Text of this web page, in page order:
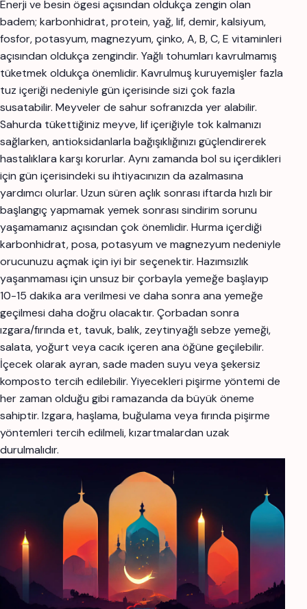
Enerji ve besin ögesi açısından oldukça zengin olan
badem; karbonhidrat, protein, yağ, lif, demir, kalsiyum,
fosfor, potasyum, magnezyum, çinko, A, B, C, E vitaminleri
açısından oldukça zengindir. Yağlı tohumları kavrulmamış
tüketmek oldukça önemlidir. Kavrulmuş kuruyemişler fazla
tuz içeriği nedeniyle gün içerisinde sizi çok fazla
susatabilir. Meyveler de sahur sofranızda yer alabilir.
Sahurda tükettiğiniz meyve, lif içeriğiyle tok kalmanızı
sağlarken, antioksidanlarla bağışıklığınızı güçlendirerek
hastalıklara karşı korurlar. Aynı zamanda bol su içerdikleri
için gün içerisindeki su ihtiyacınızın da azalmasına
yardımcı olurlar. Uzun süren açlık sonrası iftarda hızlı bir
başlangıç yapmamak yemek sonrası sindirim sorunu
yaşamamanız açısından çok önemlidir. Hurma içerdiği
karbonhidrat, posa, potasyum ve magnezyum nedeniyle
orucunuzu açmak için iyi bir seçenektir. Hazımsızlık
yaşanmaması için unsuz bir çorbayla yemeğe başlayıp
10-15 dakika ara verilmesi ve daha sonra ana yemeğe
geçilmesi daha doğru olacaktır. Çorbadan sonra
ızgara/fırında et, tavuk, balık, zeytinyağlı sebze yemeği,
salata, yoğurt veya cacık içeren ana öğüne geçilebilir.
İçecek olarak ayran, sade maden suyu veya şekersiz
komposto tercih edilebilir. Yiyecekleri pişirme yöntemi de
her zaman olduğu gibi ramazanda da büyük öneme
sahiptir. Izgara, haşlama, buğulama veya fırında pişirme
yöntemleri tercih edilmeli, kızartmalardan uzak
durulmalıdır.